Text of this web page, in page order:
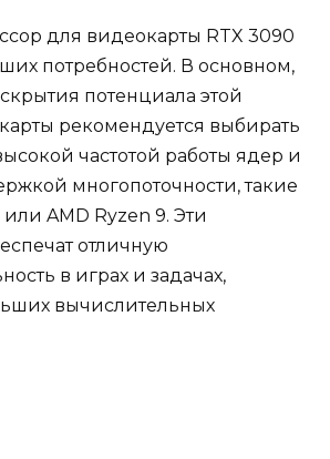
для видеокарты RTX 3090
потребностей. В основном,
потенциала этой
рекомендуется выбирать
частотой работы ядер и
многопоточности, такие
AMD Ryzen 9. Эти
отличную
в играх и задачах,
вычислительных